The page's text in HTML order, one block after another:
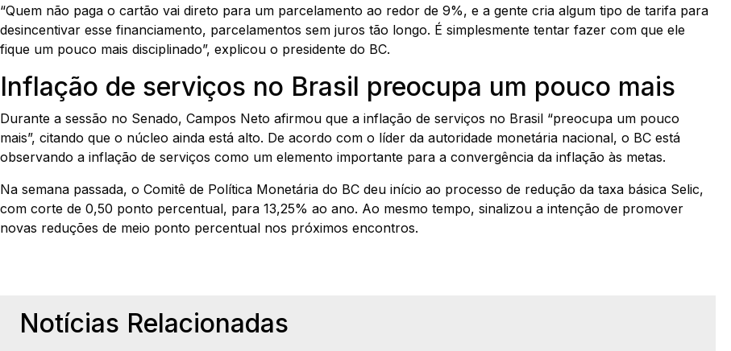
“Quem não paga o cartão vai direto para um parcelamento ao redor de 9%, e a gente cria algum tipo de tarifa para
desincentivar esse financiamento, parcelamentos sem juros tão longo. É simplesmente tentar fazer com que ele
fique um pouco mais disciplinado”, explicou o presidente do BC.
Inflação de serviços no Brasil preocupa um pouco mais
Durante a sessão no Senado, Campos Neto afirmou que a inflação de serviços no Brasil “preocupa um pouco
mais”, citando que o núcleo ainda está alto. De acordo com o líder da autoridade monetária nacional, o BC está
observando a inflação de serviços como um elemento importante para a convergência da inflação às metas.
Na semana passada, o Comitê de Política Monetária do BC deu início ao processo de redução da taxa básica Selic,
com corte de 0,50 ponto percentual, para 13,25% ao ano. Ao mesmo tempo, sinalizou a intenção de promover
novas reduções de meio ponto percentual nos próximos encontros.
Notícias Relacionadas